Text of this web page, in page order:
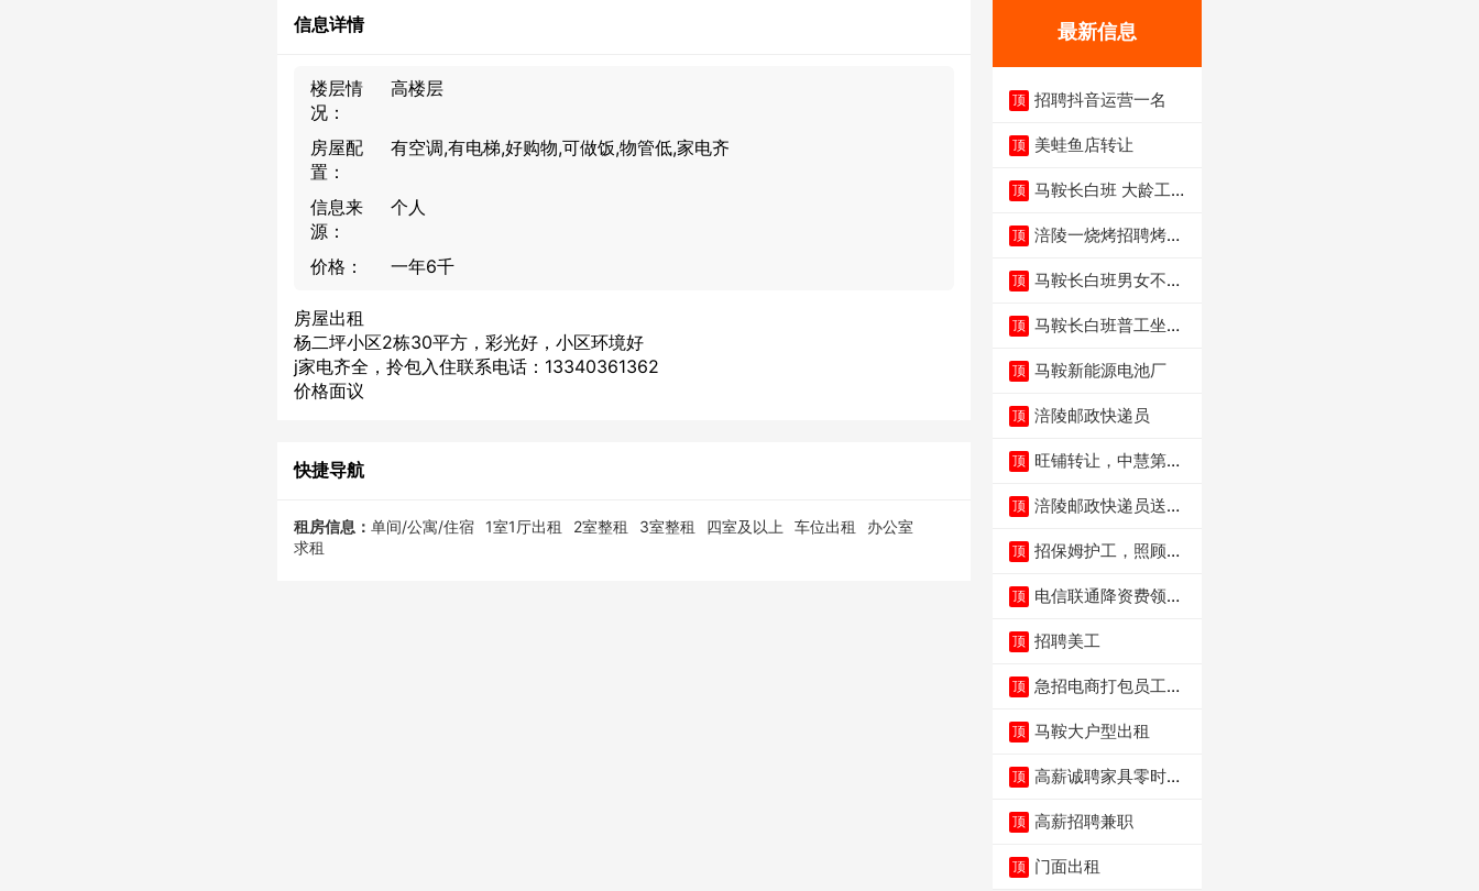
信息详情
楼层情
况：
高楼层
房屋配
置：
有空调,有电梯,好购物,可做饭,物管低,家电齐
信息来
源：
个人
价格： 一年6千
房屋出租
杨二坪小区2栋30平方，彩光好，小区环境好
j家电齐全，拎包入住联系电话：13340361362
价格面议
快捷导航
租房信息： 单间/公寓/住宿 1室1厅出租 2室整租 3室整租 四室及以上 车位出租
办公室
求租
最新信息
顶 招聘抖音运营一名
顶 美蛙鱼店转让
顶 马鞍长白班 大龄工大
顶 涪陵一烧烤招聘烤工
顶 马鞍长白班男女不限
顶 马鞍长白班普工坐班
顶 马鞍新能源电池厂
顶 涪陵邮政快递员
顶 旺铺转让，中慧第一
顶 涪陵邮政快递员送货
顶 招保姆护工，照顾病
顶 电信联通降资费领价
顶 招聘美工
顶 急招电商打包员工作
顶 马鞍大户型出租
顶 高薪诚聘家具零时促
顶 高薪招聘兼职
顶 门面出租